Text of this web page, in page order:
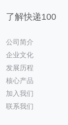
了解快递100
公司简介
企业文化
发展历程
核心产品
加入我们
联系我们